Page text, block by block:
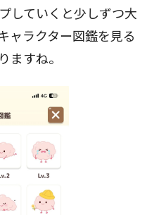
していくと少しずつ大
ャラクター図鑑を見る
ますね。